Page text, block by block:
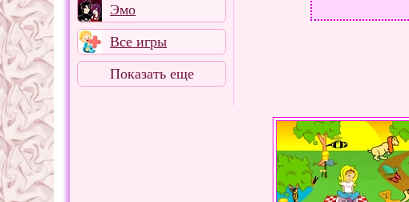
Эмо
Все игры
Показать еще